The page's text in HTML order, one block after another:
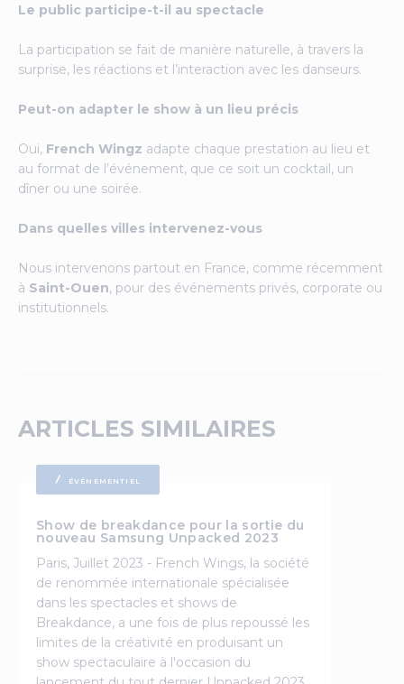
Le public participe-t-il au spectacle
La participation se fait de manière naturelle, à travers la
surprise, les réactions et l’interaction avec les danseurs.
Peut-on adapter le show à un lieu précis
Oui, French Wingz adapte chaque prestation au lieu et
au format de l’événement, que ce soit un cocktail, un
dîner ou une soirée.
Dans quelles villes intervenez-vous
Nous intervenons partout en France, comme récemment
à Saint-Ouen, pour des événements privés, corporate ou
institutionnels.
ARTICLES SIMILAIRES
ÉVÉNEMENTIEL
Show de breakdance pour la sortie du
nouveau Samsung Unpacked 2023
Paris, Juillet 2023 - French Wings, la société
de renommée internationale spécialisée
dans les spectacles et shows de
Breakdance, a une fois de plus repoussé les
limites de la créativité en produisant un
show spectaculaire à l'occasion du